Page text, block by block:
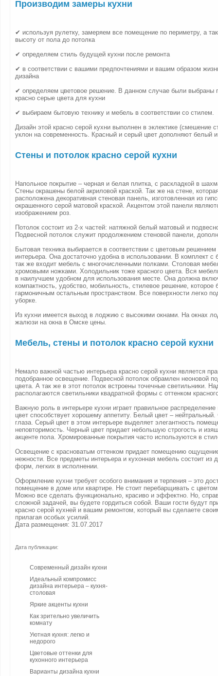
Производим замеры кухни
✔ используя рулетку, замеряем все помещение по периметру, а
высоту от пола до потолка
✔ определяем стиль будущей кухни после ремонта
✔ в соответствии с вашими предпочтениями и вашим образом
дизайна
✔ определяем цветовое решение. В данном случае были выбраны
красно серые цвета для кухни
✔ выбираем бытовую технику и мебель в соответствии со стилем.
Дизайн этой красно серой кухни выполнен в эклектике (смешение
уклон на современность. Красный и серый цвет дополняют белый
Стены и потолок красно серой кухни
Напольное покрытие – черная и белая плитка, с раскладкой в
Стены окрашены белой акриловой краской. Так же на стене,
расположена декоративная стеновая панель, изготовленная из
окрашенного серой матовой краской. Акцентом этой панели
изображением роз.
Потолок состоит из 2-х частей: натяжной белый матовый и
Подвесной потолок служит продолжением стеновой панели,
Бытовая техника выбирается в соответствии с цветовым
интерьера. Она достаточно удобна в использовании. В комплект с
так же входит мебель с многочисленными полками. Столовая
хромовыми ножками. Холодильник тоже красного цвета. Вся
в наилучшем удобном для использования месте. Она должна
компактность, удобство, мобильность, стилевое решение, которое
гармоничным остальным пространством. Все поверхности легко
уборке.
Из кухни имеется выход в лоджию с высокими окнами. На окнах
жалюзи на окна в Омске цены.
Мебель, стены и потолок красно серой кухни
Немало важной частью интерьера красно серой кухни является
подобранное освещение. Подвесной потолок обрамлен неоновой
цвета. А так же в этот потолок встроены точечные светильники.
располагаются светильники квадратной формы с оттенком
Важную роль в интерьере кухни играет правильное
цвет способствует хорошему аппетиту. Белый цвет – нейтральный.
глаза. Серый цвет в этом интерьере выделяет элегантность
неповторимость. Черный цвет придает небольшую строгость и
акценте пола. Хромированные покрытия часто используются в
Освещение с красноватым оттенком придает помещению
нежности. Все предметы интерьера и кухонная мебель состоит из
форм, легких в исполнении.
Оформление кухни требует особого внимания и терпения – это
помещение в доме или квартире. Не стоит перебарщивать с
Можно все сделать функционально, красиво и эффектно. Но,
сложной задачей, вы будете гордиться собой. Ваши гости будут
красно серой кухней и вашим ремонтом, который вы сделаете
прилагая особых усилий.
Дата размещения: 31.07.2017
Дата публикации:
Современный дизайн кухни
Идеальный компромисс
дизайна интерьера – кухня-
столовая
Яркие акценты кухни
Как зрительно увеличить
комнату
Уютная кухня: легко и
недорого
Цветовые оттенки для
кухонного интерьера
Варианты дизайна кухни